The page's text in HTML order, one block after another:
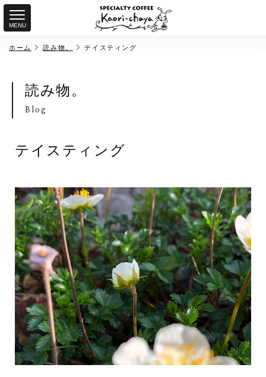
MENU
ホーム 読み物。 テイスティング
読み物。
Blog
テイスティング